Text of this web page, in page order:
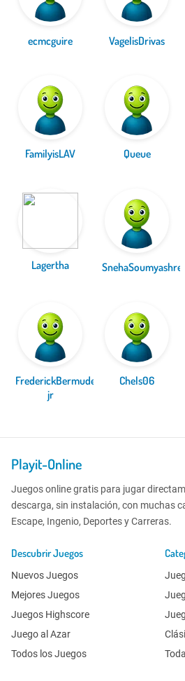
ecmcguire VagelisDrivas
FamilyisLAV Queue
Lagertha SnehaSoumyashre
FrederickBermudez
jr
Chels06
Playit-Online
Juegos online gratis para jugar
descarga, sin instalación, con muchas
Escape, Ingenio, Deportes y Carreras.
Descubrir Juegos
Nuevos Juegos
Mejores Juegos
Juegos Highscore
Juego al Azar
Todos los Juegos